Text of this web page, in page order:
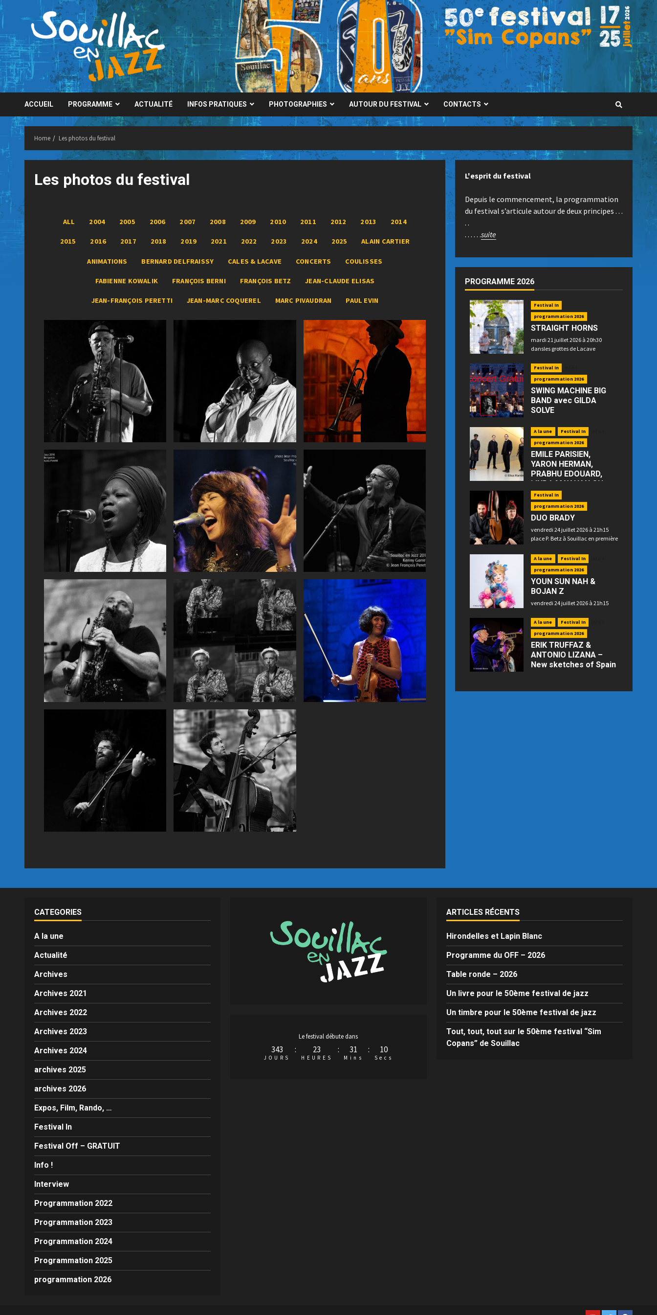
Skip
to
content
ACCUEIL PROGRAMME ACTUALITÉ INFOS PRATIQUES PHOTOGRAPHIES AUTOUR DU FESTIVAL CONTACTS
Home Les photos du festival
Les photos du festival
ALL 2004 2005 2006 2007 2008 2009 2010 2011 2012 2013 2014
2015 2016 2017 2018 2019 2021 2022 2023 2024 2025 ALAIN CARTIER
ANIMATIONS BERNARD DELFRAISSY CALES & LACAVE CONCERTS COULISSES
FABIENNE KOWALIK FRANÇOIS BERNI FRANÇOIS BETZ JEAN-CLAUDE ELISAS
JEAN-FRANÇOIS PERETTI JEAN-MARC COQUEREL MARC PIVAUDRAN PAUL EVIN
L'esprit du festival
Depuis le commencement, la programmation
du festival s’articule autour de deux principes . . .
. .
. . . . . .suite
PROGRAMME 2026
Festival In
programmation 2026
STRAIGHT HORNS
mardi 21 juillet 2026 à 20h30
dansles grottes de Lacave
Festival In
programmation 2026
SWING MACHINE BIG
BAND avec GILDA
SOLVE
place P. Betz à Souillac - GRATUIT -
A la une Festival In
programmation 2026
EMILE PARISIEN,
YARON HERMAN,
PRABHU EDOUARD,
LINDA MAY HAN OH
—“Floating”
jeudi 23 juillet 2026 à 21h15 place
P. Betz à Souillac
Festival In
programmation 2026
DUO BRADY
vendredi 24 juillet 2026 à 21h15
place P. Betz à Souillac en première
A la une Festival In
programmation 2026
YOUN SUN NAH &
BOJAN Z
vendredi 24 juillet 2026 à 21h15
deuxième partie
A la une Festival In
programmation 2026
ERIK TRUFFAZ &
ANTONIO LIZANA –
New sketches of Spain
CATEGORIES
A la une
Actualité
Archives
Archives 2021
Archives 2022
Archives 2023
Archives 2024
archives 2025
archives 2026
Expos, Film, Rando, …
Festival In
Festival Off – GRATUIT
Info !
Interview
Programmation 2022
Programmation 2023
Programmation 2024
Programmation 2025
programmation 2026
Le festival débute dans
343
JOURS
: 23
HEURES
: 31
Mins
: 9
Secs
ARTICLES RÉCENTS
Hirondelles et Lapin Blanc
Programme du OFF – 2026
Table ronde – 2026
Un livre pour le 50ème festival de jazz
Un timbre pour le 50ème festival de jazz
Tout, tout, tout sur le 50ème festival “Sim
Copans” de Souillac